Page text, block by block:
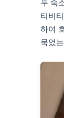
두 숙
티비
하여
묵었